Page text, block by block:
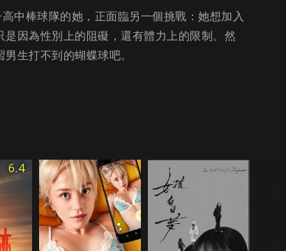
中棒球隊的她，正面臨另一個挑戰：她想加入
因為性別上的阻礙，還有體力上的限制。然
生打不到的蝴蝶球吧。
6.4